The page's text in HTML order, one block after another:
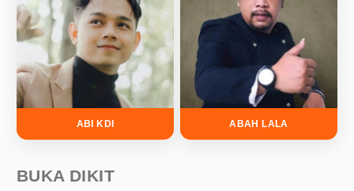
ABI KDI ABAH LALA
BUKA DIKIT